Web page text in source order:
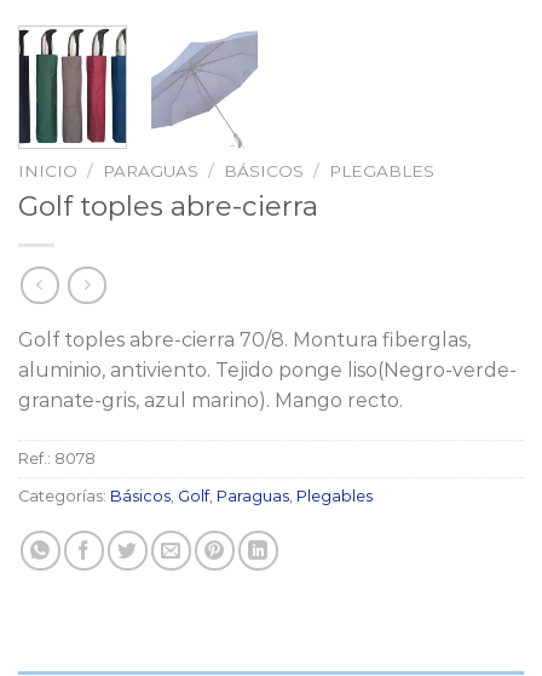
INICIO / PARAGUAS / BÁSICOS / PLEGABLES
Golf toples abre-cierra
Golf toples abre-cierra 70/8. Montura fiberglas,
aluminio, antiviento. Tejido ponge liso(Negro-verde-
granate-gris, azul marino). Mango recto.
Ref.: 8078
Categorías: Básicos, Golf, Paraguas, Plegables